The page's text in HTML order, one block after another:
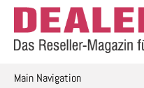
Skip
content
Main Navigation